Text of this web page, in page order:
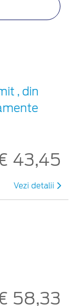
, din
43,45
Vezi detalii
58,33